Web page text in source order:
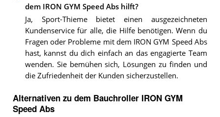
dem IRON GYM Speed Abs hilft?
Ja, Sport-Thieme bietet einen ausgezeichneten
Kundenservice für alle, die Hilfe benötigen. Wenn du
Fragen oder Probleme mit dem IRON GYM Speed Abs
hast, kannst du dich einfach an das engagierte Team
wenden. Sie bemühen sich, Lösungen zu finden und
die Zufriedenheit der Kunden sicherzustellen.
Alternativen zu dem Bauchroller IRON GYM
Speed Abs